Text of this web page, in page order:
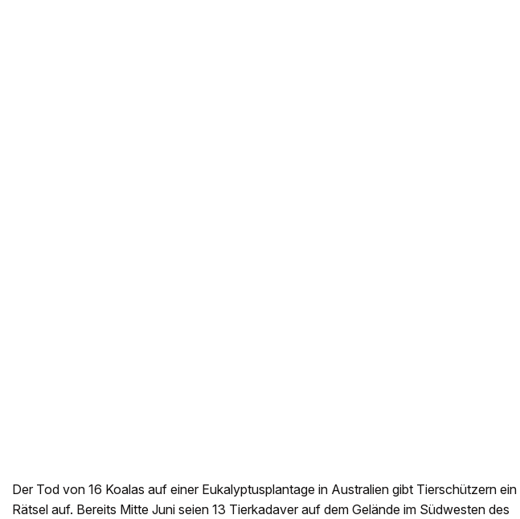
Der Tod von 16 Koalas auf einer Eukalyptusplantage in Australien gibt Tierschützern ein
Rätsel auf. Bereits Mitte Juni seien 13 Tierkadaver auf dem Gelände im Südwesten des